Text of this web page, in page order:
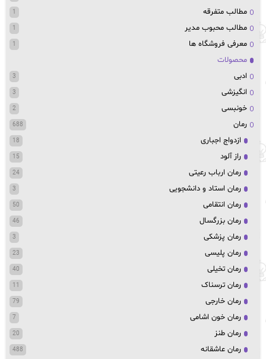
مطالب متفرقه
1
مطالب محبوب مدیر 1
معرفی فروشگاه ها 1
محصولات
ادبی
3
انگیزشی 3
خونبسی 2
رمان 688
ازدواج اجباری 18
راز آلود 15
رمان ارباب رعیتی 24
رمان استاد و دانشجویی 3
رمان انتقامی 50
رمان بزرگسال 46
رمان پزشکی 3
رمان پلیسی 23
رمان تخیلی 40
رمان ترسناک 11
رمان خارجی 79
رمان خون اشامی 7
رمان طنز 20
رمان عاشقانه 488